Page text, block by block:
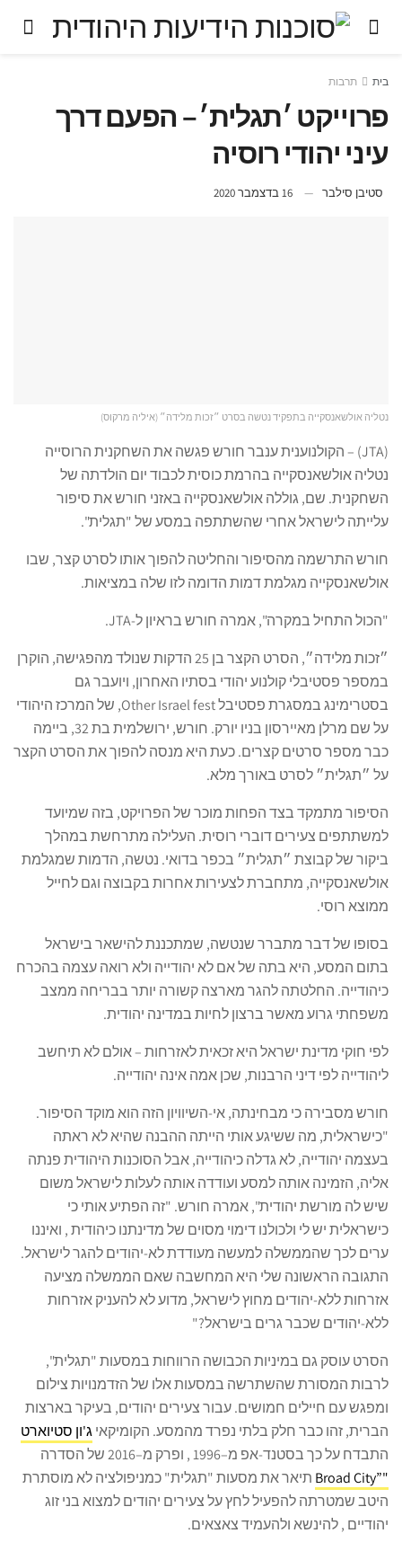
בית תרבות
פרוייקט ׳תגלית׳ – הפעם דרך
עיני יהודי רוסיה
סטיבן סילבר 16 בדצמבר 2020
נטליה אולשאנסקייה בתפקיד נטשה בסרט ״זכות מלידה״ (איליה מרקוס)
(JTA) – הקולנוענית ענבר חורש פגשה את השחקנית הרוסייה
נטליה אולשאנסקייה בהרמת כוסית לכבוד יום הולדתה של
השחקנית. שם, גוללה אולשאנסקייה באזני חורש את סיפור
עלייתה לישראל אחרי שהשתתפה במסע של "תגלית".
חורש התרשמה מהסיפור והחליטה להפוך אותו לסרט קצר, שבו
אולשאנסקייה מגלמת דמות הדומה לזו שלה במציאות.
"הכול התחיל במקרה", אמרה חורש בראיון ל-JTA.
״זכות מלידה״, הסרט הקצר בן 25 הדקות שנולד מהפגישה, הוקרן
במספר פסטיבלי קולנוע יהודי בסתיו האחרון, ויועבר גם
בסטרימינג במסגרת פסטיבל Other Israel fest, של המרכז היהודי
על שם מרלן מאיירסון בניו יורק. חורש, ירושלמית בת 32, ביימה
כבר מספר סרטים קצרים. כעת היא מנסה להפוך את הסרט הקצר
על ״תגלית״ לסרט באורך מלא.
הסיפור מתמקד בצד הפחות מוכר של הפרויקט, בזה שמיועד
למשתתפים צעירים דוברי רוסית. העלילה מתרחשת במהלך
ביקור של קבוצת ״תגלית״ בכפר בדואי. נטשה, הדמות שמגלמת
אולשאנסקייה, מתחברת לצעירות אחרות בקבוצה וגם לחייל
ממוצא רוסי.
בסופו של דבר מתברר שנטשה, שמתכננת להישאר בישראל
בתום המסע, היא בתה של אם לא יהודייה ולא רואה עצמה בהכרח
כיהודייה. החלטתה להגר מארצה קשורה יותר בבריחה ממצב
משפחתי גרוע מאשר ברצון לחיות במדינה יהודית.
לפי חוקי מדינת ישראל היא זכאית לאזרחות – אולם לא תיחשב
ליהודייה לפי דיני הרבנות, שכן אמה אינה יהודייה.
חורש מסבירה כי מבחינתה, אי-השיוויון הזה הוא מוקד הסיפור.
"כישראלית, מה ששיגע אותי הייתה ההבנה שהיא לא ראתה
בעצמה יהודייה, לא גדלה כיהודייה, אבל הסוכנות היהודית פנתה
אליה, הזמינה אותה למסע ועודדה אותה לעלות לישראל משום
שיש לה מורשת יהודית", אמרה חורש. "זה הפתיע אותי כי
כישראלית יש לי ולכולנו דימוי מסוים של מדינתנו כיהודית , ואיננו
ערים לכך שהממשלה למעשה מעודדת לא-יהודים להגר לישראל.
התגובה הראשונה שלי היא המחשבה שאם הממשלה מציעה
אזרחות ללא-יהודים מחוץ לישראל, מדוע לא להעניק אזרחות
ללא-יהודים שכבר גרים בישראל?"
הסרט עוסק גם במיניות הכבושה הרווחות במסעות "תגלית",
לרבות המסורת שהשתרשה במסעות אלו של הזדמנויות צילום
ומפגש עם חיילים חמושים. עבור צעירים יהודים, בעיקר בארצות
הברית, זהו כבר חלק בלתי נפרד מהמסע. הקומיקאיג'ון סטיוארט
התבדח על כך בסטנד-אפ מ–1996 , ופרק מ–2016 של הסדרה
"”Broad City
תיאר את מסעות "תגלית" כמניפולציה לא מוסתרת
היטב שמטרתה להפעיל לחץ על צעירים יהודים למצוא בני זוג
יהודיים , להינשא ולהעמיד צאצאים.